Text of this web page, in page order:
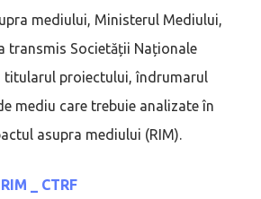
mediului, Ministerul Mediului,
transmis Societății Naționale
titularul proiectului, îndrumarul
mediu care trebuie analizate în
asupra mediului (RIM).
_ CTRF